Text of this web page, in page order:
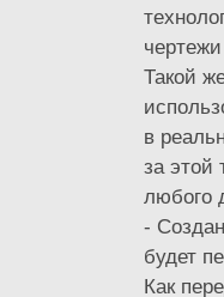
Такой
в
за этой
любого
-
будет
Как